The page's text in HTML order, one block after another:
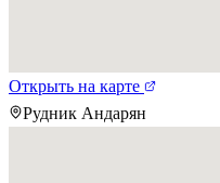
Открыть на карте
Рудник Андарян